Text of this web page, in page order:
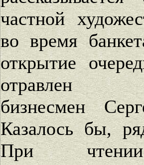
частной
во время
открытие
отравлен
бизнесмен
Казалось бы,
При